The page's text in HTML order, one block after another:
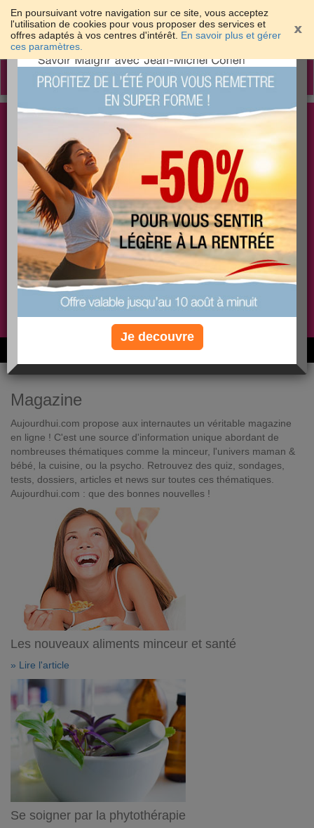
En poursuivant votre navigation sur ce site, vous acceptez
l'utilisation de cookies pour vous proposer des services et
offres adaptés à vos centres d'intérêt. En savoir plus et gérer
ces paramètres.
Toggle
Les meilleures solutions pour maigrir et être bien
dans sa peau
PLUS
EFFICACE
PLUS
SANTÉ
PLUS
COACHING
Non, je préfère le régime gratuit
6M de personnes ont maigri et réappris à manger avec nous
Magazine
Aujourdhui.com propose aux internautes un véritable magazine
en ligne ! C'est une source d'information unique abordant de
nombreuses thématiques comme la minceur, l'univers maman &
bébé, la cuisine, ou la psycho. Retrouvez des quiz, sondages,
tests, dossiers, articles et news sur toutes ces thématiques.
Aujourdhui.com : que des bonnes nouvelles !
Les nouveaux aliments minceur et santé
» Lire l'article
Se soigner par la phytothérapie
×
Je decouvre